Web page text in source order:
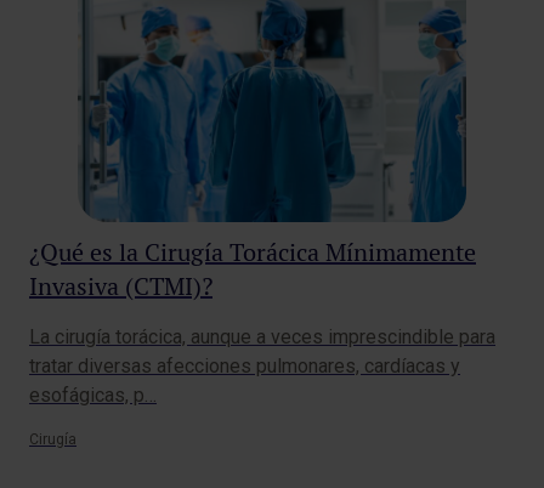
¿Qué es la Cirugía Torácica Mínimamente
Invasiva (CTMI)?
La cirugía torácica, aunque a veces imprescindible para
tratar diversas afecciones pulmonares, cardíacas y
esofágicas, p…
Cirugía